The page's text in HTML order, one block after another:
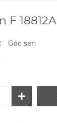
F 18812A
Gác sen